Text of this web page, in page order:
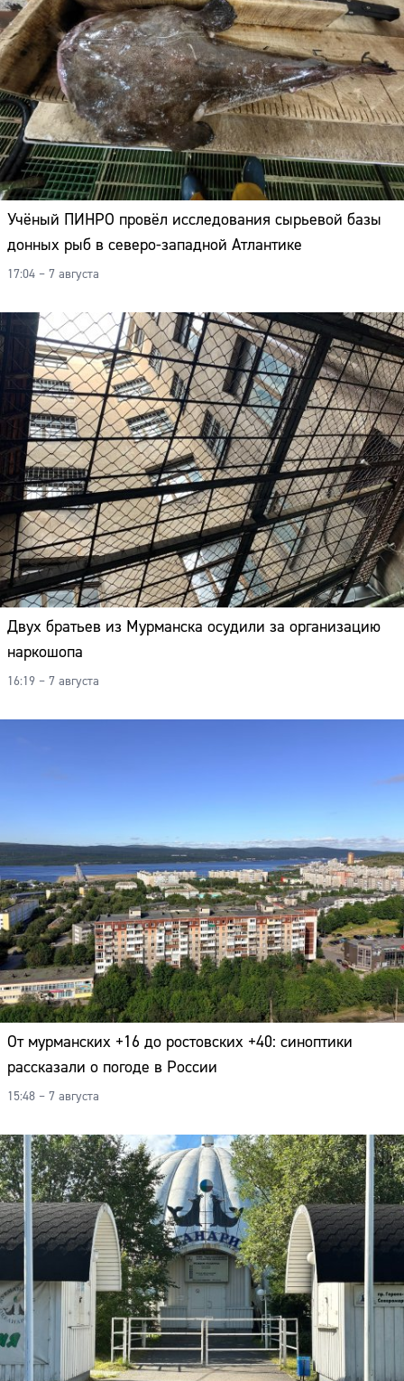
Учёный ПИНРО провёл исследования сырьевой базы
донных рыб в северо-западной Атлантике
17:04 – 7 августа
Двух братьев из Мурманска осудили за организацию
наркошопа
16:19 – 7 августа
От мурманских +16 до ростовских +40: синоптики
рассказали о погоде в России
15:48 – 7 августа